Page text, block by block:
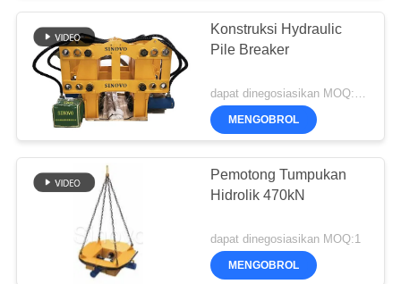
Konstruksi Hydraulic
Pile Breaker
dapat dinegosiasikan MOQ:1 set
MENGOBROL
Pemotong Tumpukan
Hidrolik 470kN
dapat dinegosiasikan MOQ:1
MENGOBROL